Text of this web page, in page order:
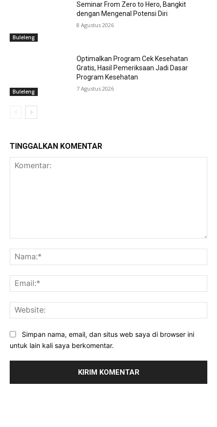
Buleleng
Seminar From Zero to Hero, Bangkit
dengan Mengenal Potensi Diri
8 Agustus 2026
Buleleng
Optimalkan Program Cek Kesehatan
Gratis, Hasil Pemeriksaan Jadi Dasar
Program Kesehatan
7 Agustus 2026
TINGGALKAN KOMENTAR
Simpan nama, email, dan situs web saya di browser ini
untuk lain kali saya berkomentar.